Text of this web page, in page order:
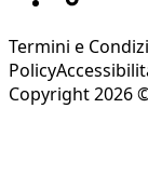
Termini e
Policy
Copyright 2026